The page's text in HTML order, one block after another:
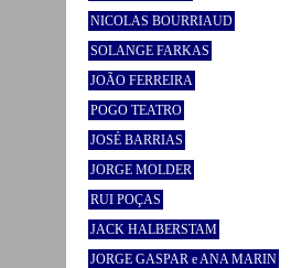
NICOLAS BOURRIAUD
SOLANGE FARKAS
JOÃO FERREIRA
POGO TEATRO
JOSÉ BARRIAS
JORGE MOLDER
RUI POÇAS
JACK HALBERSTAM
JORGE GASPAR e ANA MARIN